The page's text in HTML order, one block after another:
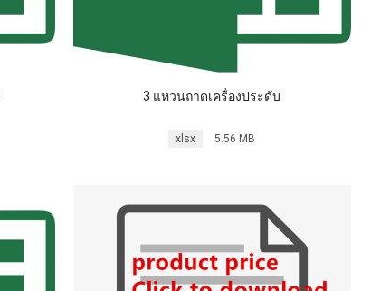
3 แหวนถาดเครื่องประดับ
xlsx 5.56 MB